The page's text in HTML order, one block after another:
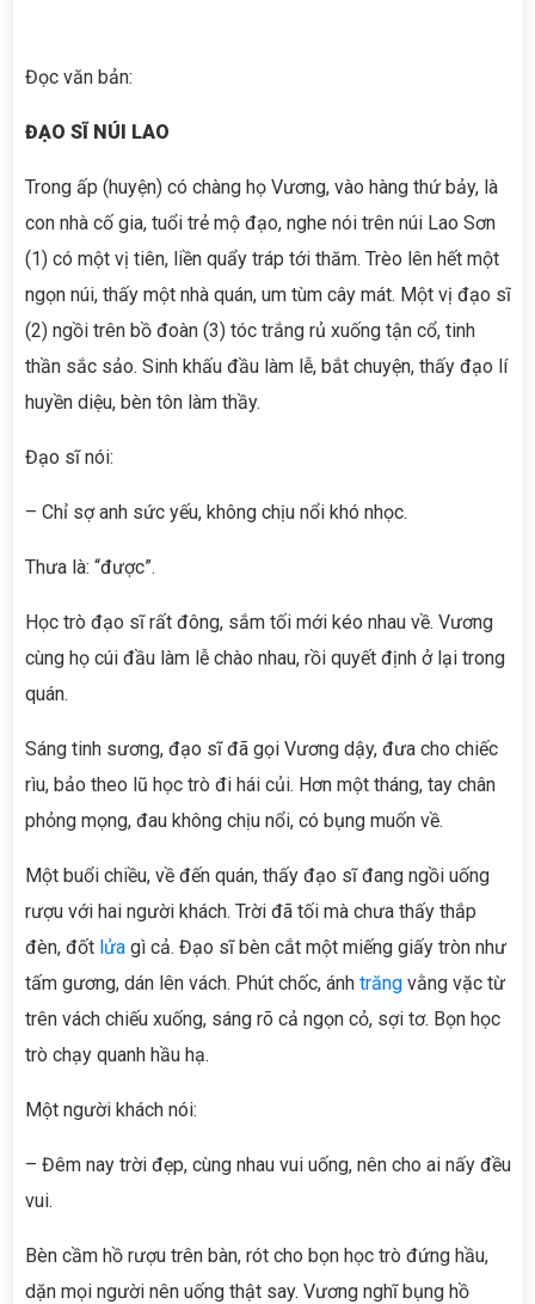
Đọc văn bản:
ĐẠO SĨ NÚI LAO
Trong ấp (huyện) có chàng họ Vương, vào hàng thứ bảy, là
con nhà cố gia, tuổi trẻ mộ đạo, nghe nói trên núi Lao Sơn
(1) có một vị tiên, liền quẩy tráp tới thăm. Trèo lên hết một
ngọn núi, thấy một nhà quán, um tùm cây mát. Một vị đạo sĩ
(2) ngồi trên bồ đoàn (3) tóc trắng rủ xuống tận cổ, tinh
thần sắc sảo. Sinh khấu đầu làm lễ, bắt chuyện, thấy đạo lí
huyền diệu, bèn tôn làm thầy.
Đạo sĩ nói:
– Chỉ sợ anh sức yếu, không chịu nổi khó nhọc.
Thưa là: “được”.
Học trò đạo sĩ rất đông, sắm tối mới kéo nhau về. Vương
cùng họ cúi đầu làm lễ chào nhau, rồi quyết định ở lại trong
quán.
Sáng tinh sương, đạo sĩ đã gọi Vương dậy, đưa cho chiếc
rìu, bảo theo lũ học trò đi hái củi. Hơn một tháng, tay chân
phỏng mọng, đau không chịu nổi, có bụng muốn về.
Một buổi chiều, về đến quán, thấy đạo sĩ đang ngồi uống
rượu với hai người khách. Trời đã tối mà chưa thấy thắp
đèn, đốt lửa gì cả. Đạo sĩ bèn cắt một miếng giấy tròn như
tấm gương, dán lên vách. Phút chốc, ánh trăng vằng vặc từ
trên vách chiếu xuống, sáng rõ cả ngọn cỏ, sợi tơ. Bọn học
trò chạy quanh hầu hạ.
Một người khách nói:
– Đêm nay trời đẹp, cùng nhau vui uống, nên cho ai nấy đều
vui.
Bèn cầm hồ rượu trên bàn, rót cho bọn học trò đứng hầu,
dặn mọi người nên uống thật say. Vương nghĩ bụng hồ